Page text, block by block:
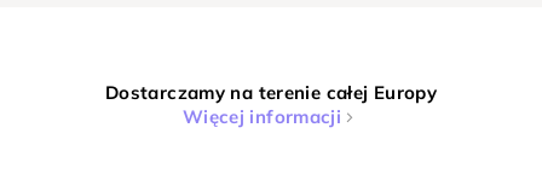
Dostarczamy na terenie całej Europy
Więcej informacji